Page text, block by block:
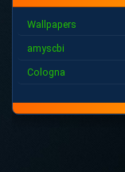
Wallpapers
amyscbi
Cologna